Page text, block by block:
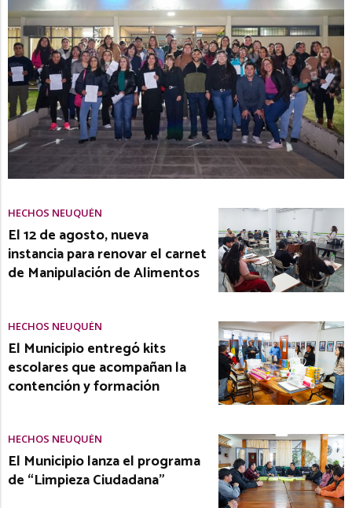
HECHOS NEUQUÉN
El 12 de agosto, nueva
instancia para renovar el carnet
de Manipulación de Alimentos
HECHOS NEUQUÉN
El Municipio entregó kits
escolares que acompañan la
contención y formación
HECHOS NEUQUÉN
El Municipio lanza el programa
de “Limpieza Ciudadana”